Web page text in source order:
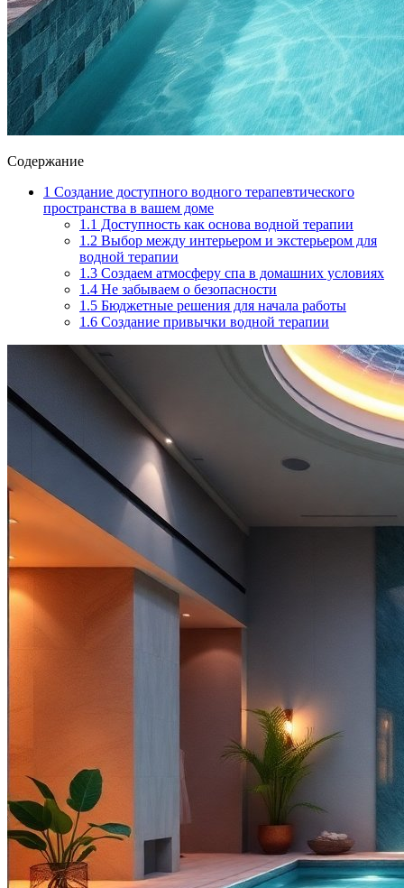
Содержание
1 Создание доступного водного терапевтического
пространства в вашем доме
1.1 Доступность как основа водной терапии
1.2 Выбор между интерьером и экстерьером для
водной терапии
1.3 Создаем атмосферу спа в домашних условиях
1.4 Не забываем о безопасности
1.5 Бюджетные решения для начала работы
1.6 Создание привычки водной терапии